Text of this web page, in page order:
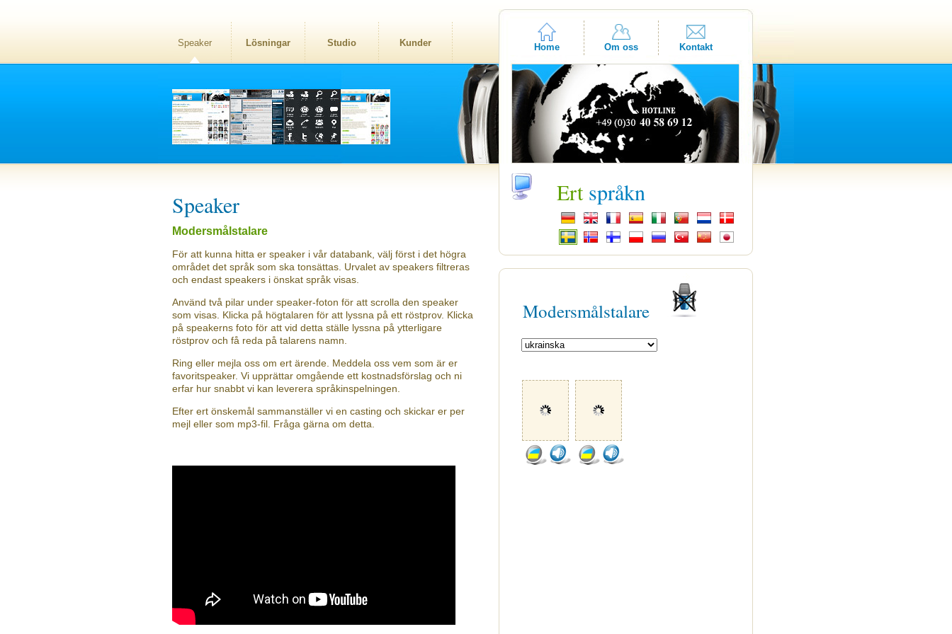
Speaker Lösningar Studio Kunder Home Om oss Kontakt
Speaker
Modersmålstalare
För att kunna hitta er speaker i vår databank, välj först i det högra
området det språk som ska tonsättas. Urvalet av speakers filtreras
och endast speakers i önskat språk visas.
Använd två pilar under speaker-foton för att scrolla den speaker
som visas. Klicka på högtalaren för att lyssna på ett röstprov. Klicka
på speakerns foto för att vid detta ställe lyssna på ytterligare
röstprov och få reda på talarens namn.
Ring eller mejla oss om ert ärende. Meddela oss vem som är er
favoritspeaker. Vi upprättar omgående ett kostnadsförslag och ni
erfar hur snabbt vi kan leverera språkinspelningen.
Efter ert önskemål sammanställer vi en casting och skickar er per
mejl eller som mp3-fil. Fråga gärna om detta.
Ert språkn
Modersmålstalare